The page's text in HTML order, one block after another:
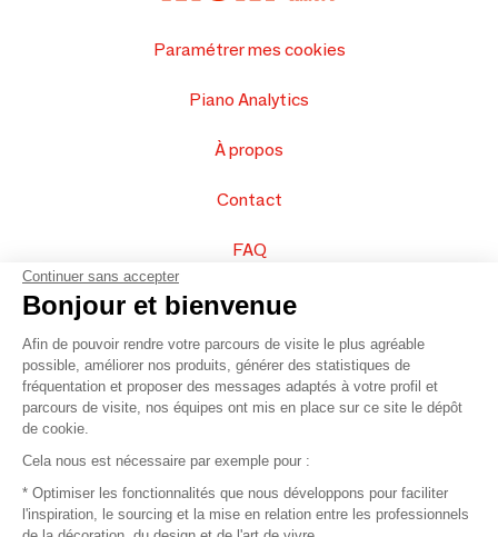
Paramétrer mes cookies
Piano Analytics
À propos
Contact
FAQ
Vendez vos produits
Plan du site
© 2016 –Organisation SAFI
Recrutement
Continuer sans accepter
Bonjour et bienvenue
Afin de pouvoir rendre votre parcours de visite le plus agréable
possible, améliorer nos produits, générer des statistiques de
fréquentation et proposer des messages adaptés à votre profil et
parcours de visite, nos équipes ont mis en place sur ce site le dépôt
de cookie.
Cela nous est nécessaire par exemple pour :
* Optimiser les fonctionnalités que nous développons pour faciliter
l'inspiration, le sourcing et la mise en relation entre les professionnels